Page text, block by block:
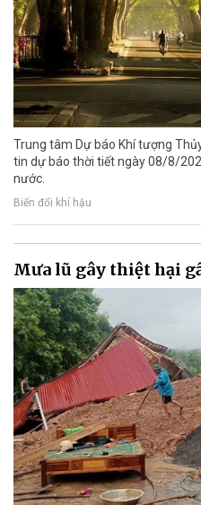
Trung tâm Dự báo Khí tượng
tin dự báo thời tiết ngày 08/8/
nước.
Biến đổi khí hậu
Mưa lũ gây thiệt hại